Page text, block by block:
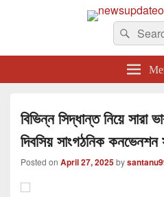
The one & only exceptional Bengali
in
Search
for:
বিভিন্ন সিদ্ধান্ত নিয়ে
দিবসিয় সাংগঠনিক
Posted on April 27, 2025by